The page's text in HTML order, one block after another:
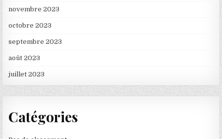
novembre 2023
octobre 2023
septembre 2023
août 2023
juillet 2023
Catégories